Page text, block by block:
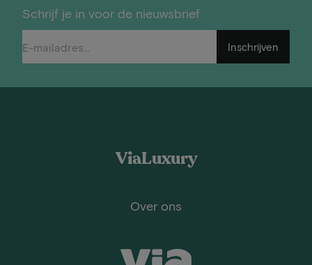
Schrijf je in voor de nieuwsbrief
Inschrijven
ViaLuxury
Over ons